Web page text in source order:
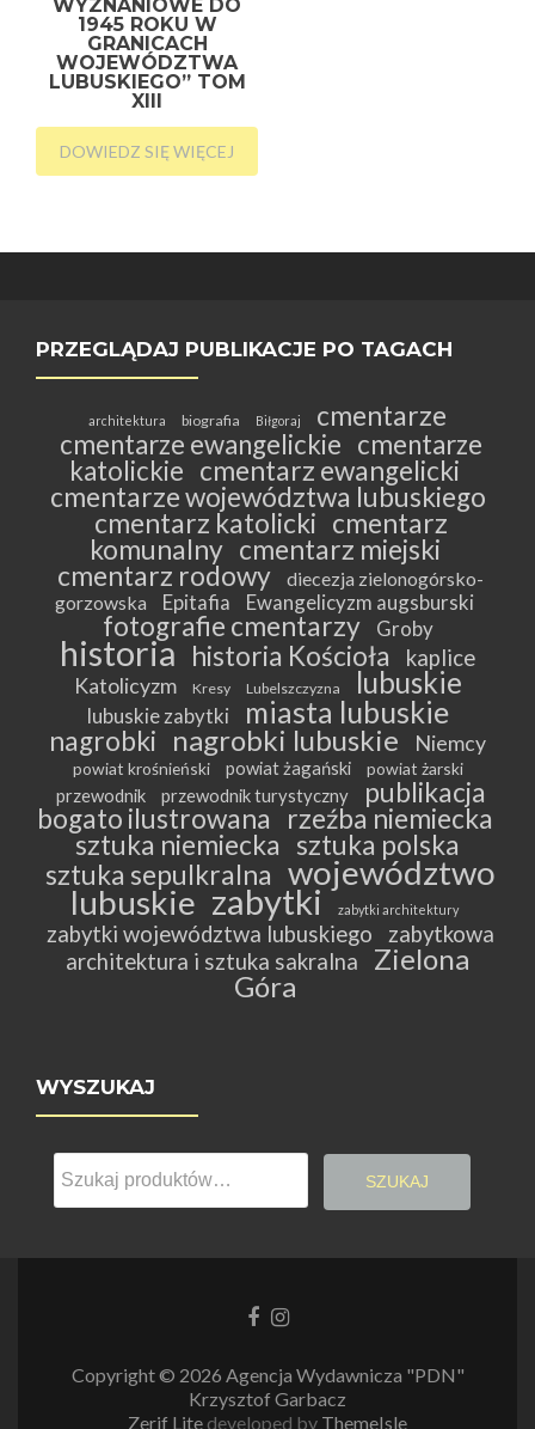
WYZNANIOWE DO
1945 ROKU W
GRANICACH
WOJEWÓDZTWA
LUBUSKIEGO” TOM
XIII
DOWIEDZ SIĘ WIĘCEJ
PRZEGLĄDAJ PUBLIKACJE PO TAGACH
architektura biografia Biłgoraj
cmentarze
cmentarze ewangelickie cmentarze
katolickie cmentarz ewangelicki
cmentarze województwa lubuskiego
cmentarz katolicki cmentarz
komunalny cmentarz miejski
cmentarz rodowy
diecezja zielonogórsko-
gorzowska
Epitafia Ewangelicyzm augsburski
fotografie cmentarzy Groby
historia historia Kościoła kaplice
Katolicyzm Kresy Lubelszczyzna lubuskie
lubuskie zabytki miasta lubuskie
nagrobki nagrobki lubuskie Niemcy
powiat krośnieński powiat żagański powiat żarski
przewodnik przewodnik turystyczny
publikacja
bogato ilustrowana
rzeźba niemiecka
sztuka niemiecka sztuka polska
sztuka sepulkralna województwo
lubuskie zabytki zabytki architektury
zabytki województwa lubuskiego
zabytkowa
architektura i sztuka sakralna
Zielona
Góra
WYSZUKAJ
Szukaj:
SZUKAJ
LinkLink
Copyright © 2026 Agencja Wydawnicza "PDN"
Krzysztof Garbacz
Zerif Lite developed by ThemeIsle